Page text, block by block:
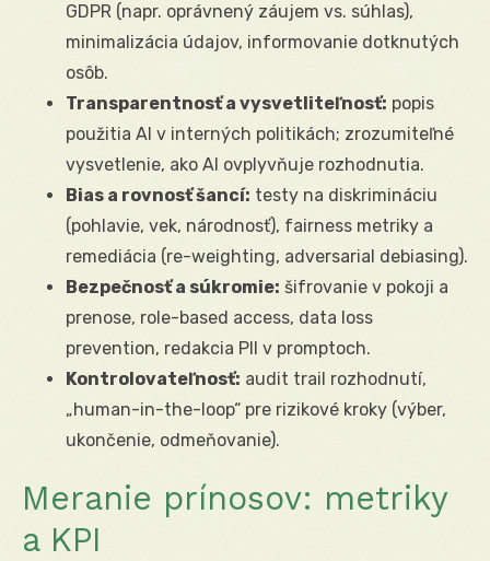
GDPR (napr. oprávnený záujem vs. súhlas),
minimalizácia údajov, informovanie dotknutých
osôb.
Transparentnosť a vysvetliteľnosť: popis
použitia AI v interných politikách; zrozumiteľné
vysvetlenie, ako AI ovplyvňuje rozhodnutia.
Bias a rovnosť šancí: testy na diskrimináciu
(pohlavie, vek, národnosť), fairness metriky a
remediácia (re-weighting, adversarial debiasing).
Bezpečnosť a súkromie: šifrovanie v pokoji a
prenose, role-based access, data loss
prevention, redakcia PII v promptoch.
Kontrolovateľnosť: audit trail rozhodnutí,
„human-in-the-loop“ pre rizikové kroky (výber,
ukončenie, odmeňovanie).
Meranie prínosov: metriky
a KPI